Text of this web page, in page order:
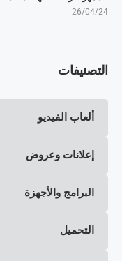
26/04/24
التصنيفات
ألعاب الفيديو
إعلانات وعروض
البرامج والأجهزة
التحميل